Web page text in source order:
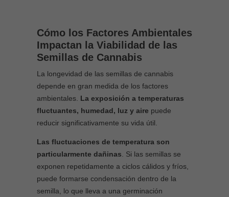
Cómo los Factores Ambientales
Impactan la Viabilidad de las
Semillas de Cannabis
La longevidad de las semillas de cannabis
depende en gran medida de los factores
ambientales. La exposición a temperaturas
fluctuantes, humedad, luz y aire puede
reducir significativamente su vida útil.
Las fluctuaciones de temperatura son
particularmente dañinas . Si las semillas se
exponen repetidamente a ciclos cálidos y fríos,
puede formarse condensación dentro de la
semilla, lo que lleva a una germinación